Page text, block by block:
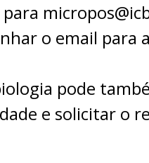
o email para
pode
e solicitar o